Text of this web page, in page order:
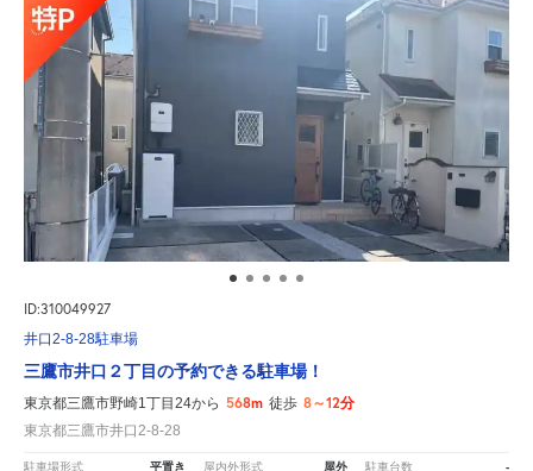
ID:310049927
井口2-8-28駐車場
三鷹市井口２丁目の予約できる駐車場！
東京都三鷹市野崎1丁目24から 568m 徒歩 8～12分
東京都三鷹市井口2-8-28
駐車場形式 平置き 屋内外形式 屋外 駐車台数 -